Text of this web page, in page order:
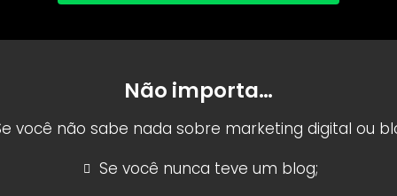
Não importa…
você não sabe nada sobre marketing digital ou
Se você nunca teve um blog;